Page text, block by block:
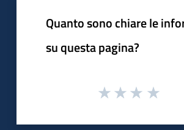
Quanto sono chiare le
su questa pagina?